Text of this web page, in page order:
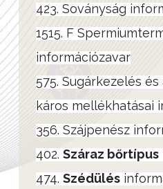
423. Soványság
1515. F
információzavar
575. Sugárkezelés
káros mellékhatásai
356. Szájpenész
402. Száraz bőrtípus
474. Szédülés